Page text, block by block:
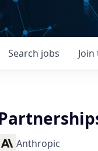
Search jobs
Anthropic